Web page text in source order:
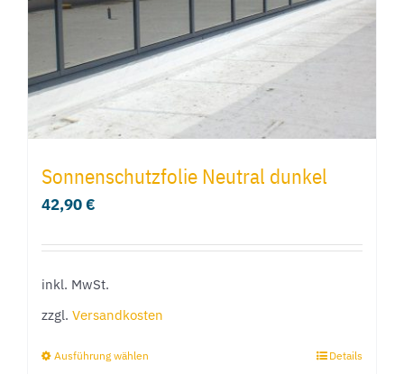
Sonnenschutzfolie Neutral dunkel
42,90€
inkl. MwSt.
zzgl. Versandkosten
Ausführung wählen Details